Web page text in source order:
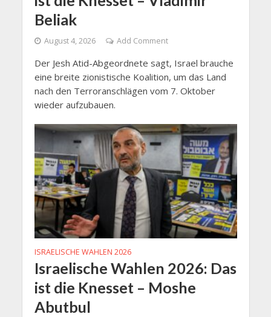
Beliak
August 4, 2026 Add Comment
Der Jesh Atid-Abgeordnete sagt, Israel brauche
eine breite zionistische Koalition, um das Land
nach den Terroranschlägen vom 7. Oktober
wieder aufzubauen.
ISRAELISCHE WAHLEN 2026
Israelische Wahlen 2026: Das
ist die Knesset – Moshe
Abutbul